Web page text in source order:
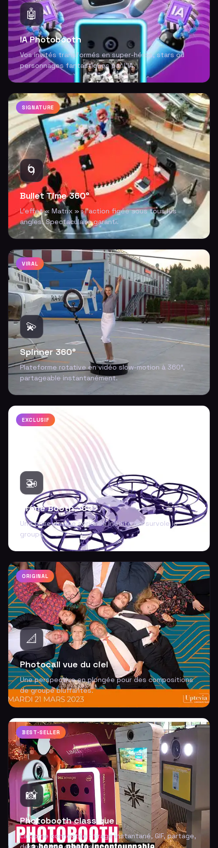
🤖
IA Photobooth
Vos invités transformés en super-héros, stars ou
personnages fantastiques par l'IA.
SIGNATURE
🌀
Bullet Time 360°
L'effet « Matrix » : l'action figée sous tous les
angles. Spectaculaire garanti.
VIRAL
💫
Spinner 360°
Plateforme rotative en vidéo slow-motion à 360°,
partageable instantanément.
EXCLUSIF
🚁
Drone Booth 360°
Une prise de vue aérienne inédite qui survole le
groupe.
ORIGINAL
📐
Photocall vue du ciel
Une perspective en plongée pour des compositions
de groupe bluffantes.
BEST-SELLER
📸
Photobooth classique
La borne connectée : tirage instantané, GIF, partage,